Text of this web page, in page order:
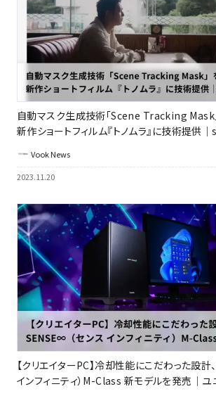
自動マスク生成技術「Scene Tracking Mask
新作ショートフィルム『トノムラ』に技術提供
Vook News
2023.11.20
【クリエイターPC】冷却性能にこだわった設計
インフィニティ）M-Class 新モデルを発売｜ユ